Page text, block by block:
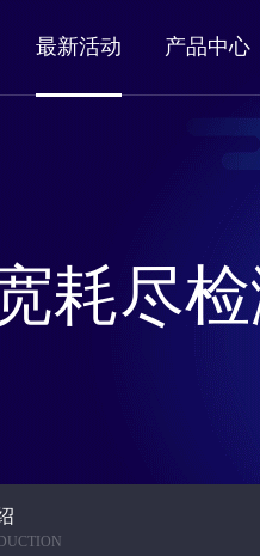
最新活动 产品中心
耗尽